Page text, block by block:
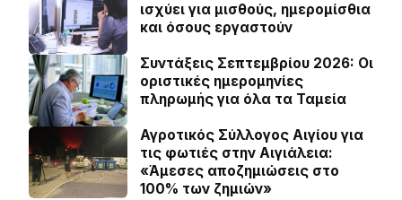
ισχύει για μισθούς, ημερομίσθια
και όσους εργαστούν
Συντάξεις Σεπτεμβρίου 2026: Οι
οριστικές ημερομηνίες
πληρωμής για όλα τα Ταμεία
Αγροτικός Σύλλογος Αιγίου για
τις φωτιές στην Αιγιάλεια:
«Άμεσες αποζημιώσεις στο
100% των ζημιών»